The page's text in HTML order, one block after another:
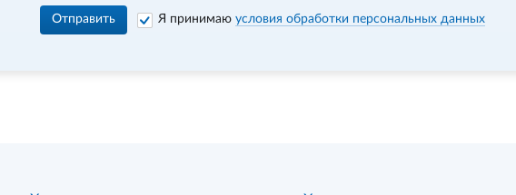
Отправить Я принимаю условия обработки персональных данных